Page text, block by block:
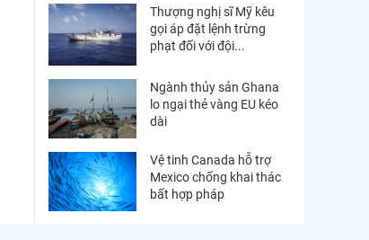
Thị trường Ecuador
Thị trường EU
Thị trường Indonesia
Thị trường Mexico
Thị trường Mỹ
Thị trường Nga
Thượng nghị sĩ Mỹ kêu
gọi áp đặt lệnh trừng
phạt đối với đội...
Ngành thủy sản Ghana
lo ngại thẻ vàng EU kéo
dài
Vệ tinh Canada hỗ trợ
Mexico chống khai thác
bất hợp pháp